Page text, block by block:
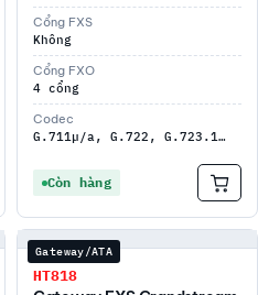
Cổng FXS
Không
Cổng FXO
4 cổng
Codec
G.711µ/a, G.722, G.723.1…
Còn hàng
Gateway/ATA
HT818